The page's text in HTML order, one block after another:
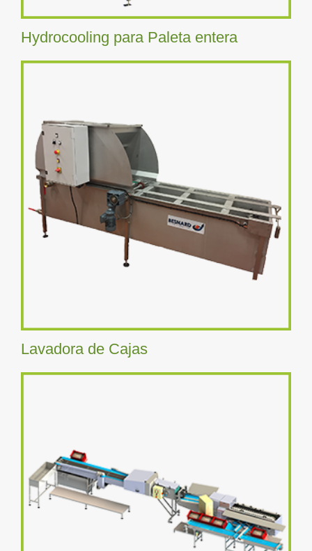
Hydrocooling para Paleta entera
Lavadora de Cajas